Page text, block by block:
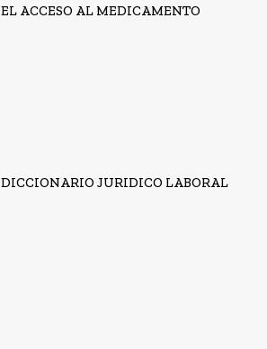
EL ACCESO AL MEDICAMENTO
DICCIONARIO JURIDICO LABORAL